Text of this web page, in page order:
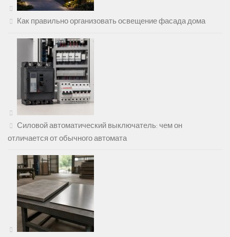
Как правильно организовать освещение фасада дома
Силовой автоматический выключатель: чем он
отличается от обычного автомата